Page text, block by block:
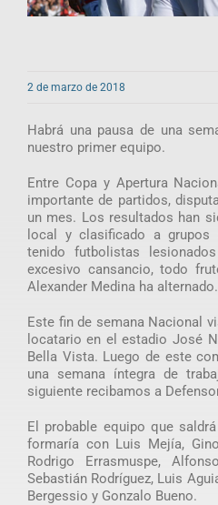
2 de marzo de 2018
Habrá una pausa de una
nuestro primer equipo.
Entre Copa y Apertura
importante de partidos,
un mes. Los resultados han
local y clasificado a grupos
tenido futbolistas
excesivo cansancio, todo
Alexander Medina ha alternado.
Este fin de semana Nacional
locatario en el estadio José
Bella Vista. Luego de este
una semana íntegra de
siguiente recibamos a
El probable equipo que
formaría con Luis Mejía,
Rodrigo Errasmuspe,
Sebastián Rodríguez, Luis
Bergessio y Gonzalo Bueno.